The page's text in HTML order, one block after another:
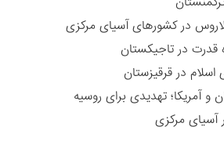
در کشورهای آسیای مرکزی
قدرت در تاجیکستان
در قرقیزستان
و آمریکا؛ تهدیدی برای روسیه
آسیای مرکزی